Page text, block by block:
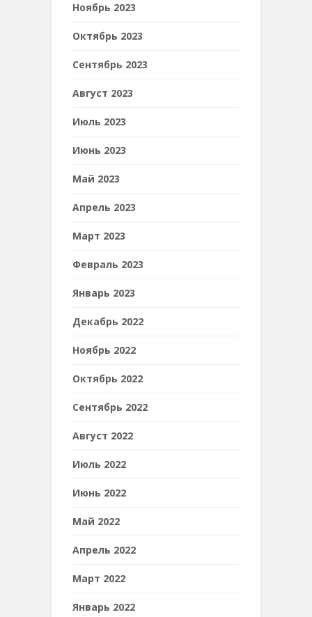
Ноябрь 2023
Октябрь 2023
Сентябрь 2023
Август 2023
Июль 2023
Июнь 2023
Май 2023
Апрель 2023
Март 2023
Февраль 2023
Январь 2023
Декабрь 2022
Ноябрь 2022
Октябрь 2022
Сентябрь 2022
Август 2022
Июль 2022
Июнь 2022
Май 2022
Апрель 2022
Март 2022
Январь 2022